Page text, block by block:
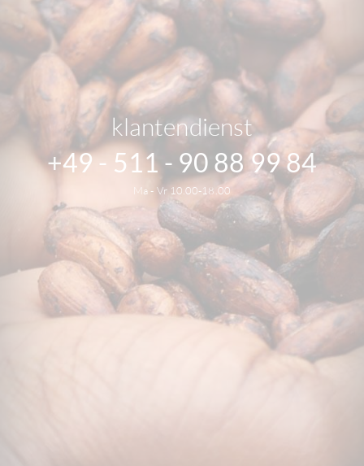
klantendienst
+49 - 511 - 90 88 99 84
Ma - Vr 10.00-18.00